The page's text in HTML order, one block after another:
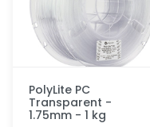
PolyLite PC
Transparent -
1.75mm - 1 kg